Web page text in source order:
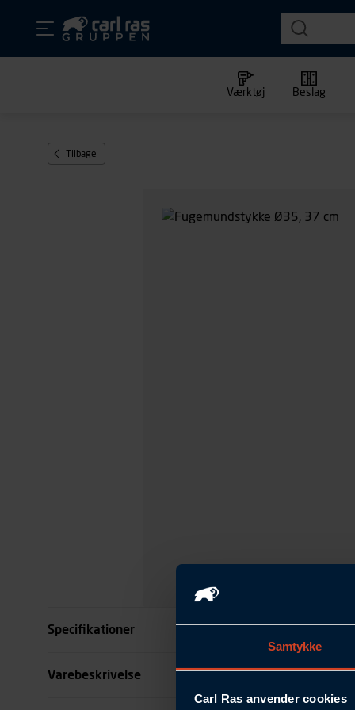
Samtykke
Carl Ras anvender cookies
Værktøj Beslag
Tilbage
Specifikationer
Længde mm
Varebeskrivelse